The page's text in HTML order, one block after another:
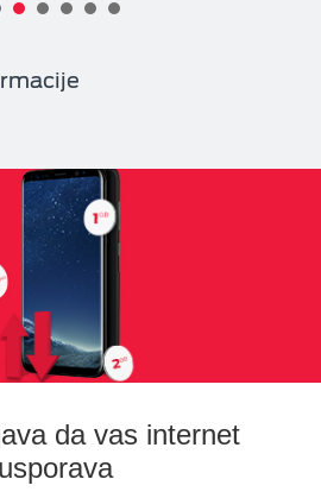
da vas internet
usporava